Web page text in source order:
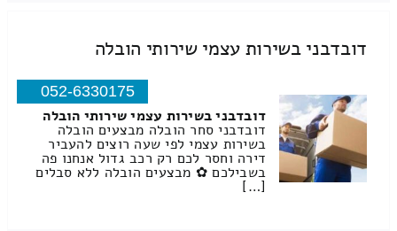
דובדבני בשירות עצמי שירותי הובלה
052-6330175
דובדבני בשירות עצמי שירותי הובלה
דובדבני סחר הובלה מבצעים הובלה
בשירות עצמי לפי שעה רוצים להעביר
דירה וחסר לכם רק רכב גדול אנחנו פה
בשבילכם ✿ מבצעים הובלה ללא סבלים
[…]